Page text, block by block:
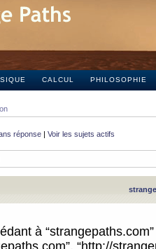
CALCUL PHILOSOPHIE
réponse | Voir les sujets actifs
à
“http://